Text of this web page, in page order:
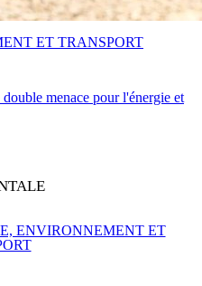
menace pour l'énergie et
ET TRANSPORT
ENVIRONNEMENT ET